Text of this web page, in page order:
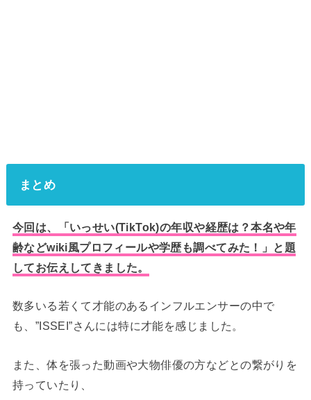
まとめ
今回は、「いっせい(TikTok)の年収や経歴は？本名や年
齢などwiki風プロフィールや学歴も調べてみた！」と題
してお伝えしてきました。
数多いる若くて才能のあるインフルエンサーの中で
も、”ISSEI”さんには特に才能を感じました。
また、体を張った動画や大物俳優の方などとの繋がりを
持っていたり、